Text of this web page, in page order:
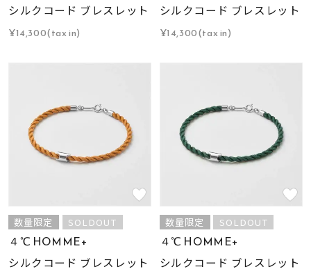
シルクコード ブレスレット
¥14,300(tax in)
シルクコード ブレスレット
¥14,300(tax in)
数量限定 SOLDOUT
４℃ HOMME+
シルクコード ブレスレット
数量限定 SOLDOUT
４℃ HOMME+
シルクコード ブレスレット